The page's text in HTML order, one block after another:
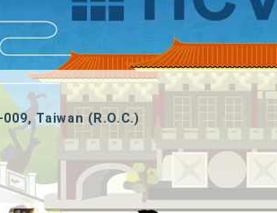
Taiwan (R.O.C.)